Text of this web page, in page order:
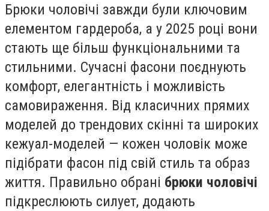
Брюки чоловічі завжди були ключовим
елементом гардероба, а у 2025 році вони
стають ще більш функціональними та
стильними. Сучасні фасони поєднують
комфорт, елегантність і можливість
самовираження. Від класичних прямих
моделей до трендових скінні та широких
кежуал-моделей — кожен чоловік може
підібрати фасон під свій стиль та образ
життя. Правильно обрані брюки чоловічі
підкреслюють силует, додають